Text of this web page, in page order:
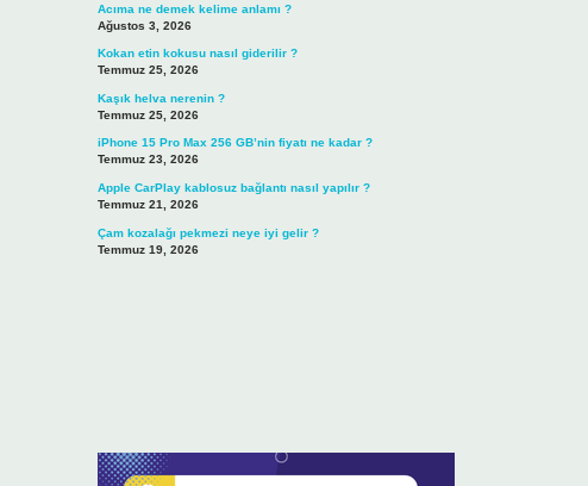
Acıma ne demek kelime anlamı ?
Ağustos 3, 2026
Kokan etin kokusu nasıl giderilir ?
Temmuz 25, 2026
Kaşık helva nerenin ?
Temmuz 25, 2026
iPhone 15 Pro Max 256 GB’nin fiyatı ne kadar ?
Temmuz 23, 2026
Apple CarPlay kablosuz bağlantı nasıl yapılır ?
Temmuz 21, 2026
Çam kozalağı pekmezi neye iyi gelir ?
Temmuz 19, 2026